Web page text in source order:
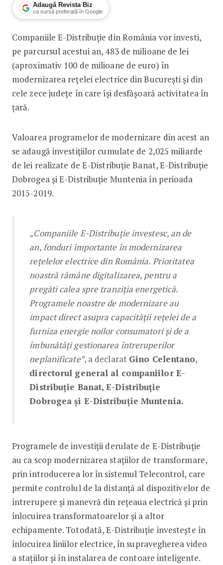
Adaugă Revista Biz
ca sursă preferată în Google
E-Distribuție investește 100 de
Companiile E-Distribuție din România vor investi,
pe parcursul acestui an, 483 de milioane de lei
(aproximativ 100 de milioane de euro) în
modernizarea rețelei electrice din București și din
cele zece județe în care își desfășoară activitatea în
țară.
Valoarea programelor de modernizare din acest an
se adaugă investițiilor cumulate de 2,025 miliarde
de lei realizate de E-Distribuție Banat, E-Distribuție
Dobrogea și E-Distribuție Muntenia în perioada
2015-2019.
„Companiile E-Distribuție investesc, an de
an, fonduri importante în modernizarea
rețelelor electrice din România. Prioritatea
noastră rămâne digitalizarea, pentru a
pregăti calea spre tranziția energetică.
Programele noastre de modernizare au
impact direct asupra capacității rețelei de a
furniza energie noilor consumatori și de a
îmbunătăți gestionarea întreruperilor
neplanificate”, a declarat Gino Celentano,
directorul general al companiilor E-
Distribuție Banat, E-Distribuție
Dobrogea și E-Distribuție Muntenia.
Programele de investiții derulate de E-Distribuție
au ca scop modernizarea stațiilor de transformare,
prin introducerea lor în sistemul Telecontrol, care
permite controlul de la distanță al dispozitivelor de
întrerupere și manevră din rețeaua electrică și prin
înlocuirea transformatoarelor și a altor
echipamente. Totodată, E-Distribuție investește în
înlocuirea liniilor electrice, în supravegherea video
a stațiilor și în instalarea de contoare inteligente.